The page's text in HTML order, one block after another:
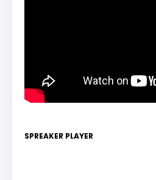
SPREAKER PLAYER